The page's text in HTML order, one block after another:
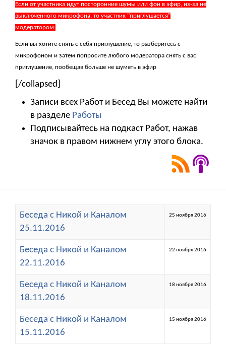
Если от участника идут посторонние шумы или фон в эфир, из-за не
выключенного микрофона, то участник "приглушается"
модератором.
Если вы хотите снять с себя приглушение, то разберитесь с
микрофоном и затем попросите любого модератора снять с вас
приглушение, пообещав больше не шуметь в эфир
[/collapsed]
Записи всех Работ и Бесед Вы можете найти
в разделе Работы
Подписывайтесь на подкаст Работ, нажав
значок в правом нижнем углу этого блока.
Беседа с Никой и Каналом
25.11.2016
25 ноября 2016
Беседа с Никой и Каналом
22.11.2016
22 ноября 2016
Беседа с Никой и Каналом
18.11.2016
18 ноября 2016
Беседа с Никой и Каналом
15.11.2016
15 ноября 2016